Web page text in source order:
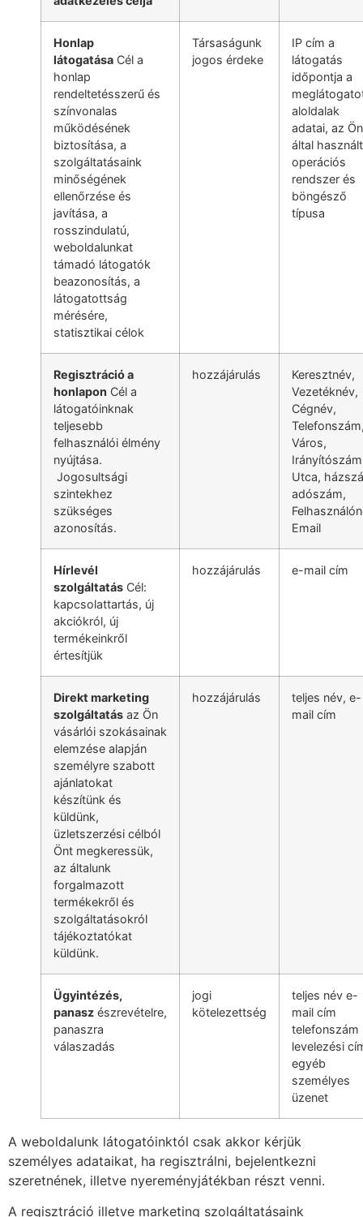
Honlap
látogatása Cél a
honlap
rendeltetésszerű és
színvonalas
működésének
biztosítása, a
szolgáltatásaink
minőségének
ellenőrzése és
javítása, a
rosszindulatú,
weboldalunkat
támadó látogatók
beazonosítás, a
látogatottság
mérésére,
statisztikai célok
Társaságunk
jogos érdeke
IP cím a
látogatás
időpontja a
aloldalak
adatai, az Ön
által használt
operációs
rendszer és
böngésző
típusa
Regisztráció a
honlapon Cél a
látogatóinknak
teljesebb
felhasználói élmény
nyújtása.
Jogosultsági
szintekhez
szükséges
azonosítás.
hozzájárulás
Keresztnév,
Vezetéknév,
Cégnév,
Város,
Utca,
adószám,
Email
Hírlevél
szolgáltatás Cél:
kapcsolattartás, új
akciókról, új
termékeinkről
értesítjük
hozzájárulás e-mail cím
Direkt marketing
szolgáltatás az Ön
vásárlói szokásainak
elemzése alapján
személyre szabott
ajánlatokat
készítünk és
küldünk,
üzletszerzési célból
Önt megkeressük,
az általunk
forgalmazott
termékekről és
szolgáltatásokról
tájékoztatókat
küldünk.
hozzájárulás
teljes név, e-
mail cím
Ügyintézés,
panasz észrevételre,
panaszra
válaszadás
jogi
kötelezettség
teljes név e-
mail cím
telefonszám
levelezési
egyéb
személyes
üzenet
A weboldalunk látogatóinktól csak akkor kérjük
személyes adataikat, ha regisztrálni, bejelentkezni
szeretnének, illetve nyereményjátékban részt venni.
A regisztráció illetve marketing szolgáltatásaink